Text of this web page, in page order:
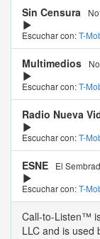
Sin Censura
Escuchar con:T-
Multimedios
Escuchar con:T-
Radio Nueva
Escuchar con:T-
ESNE
El
Escuchar con:T-
Call-to-Listen™
LLC and is used